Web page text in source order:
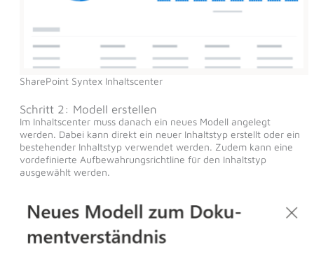
SharePoint Syntex Inhaltscenter
Schritt 2: Modell erstellen
Im Inhaltscenter muss danach ein neues Modell angelegt
werden. Dabei kann direkt ein neuer Inhaltstyp erstellt oder ein
bestehender Inhaltstyp verwendet werden. Zudem kann eine
vordefinierte Aufbewahrungsrichtline für den Inhaltstyp
ausgewählt werden.